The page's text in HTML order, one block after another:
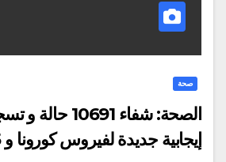
صحة
إيجابية جديدة لفيروس كورونا و 35 حالة وفاة